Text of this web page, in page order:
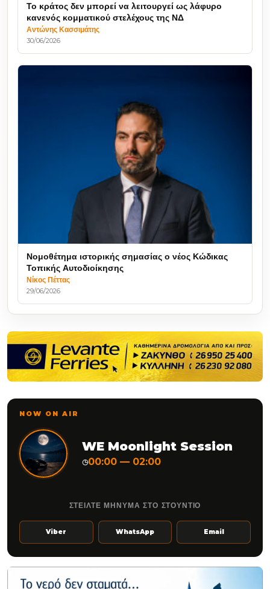
Το κράτος δεν μπορεί να λειτουργεί ως λάφυρο
κανενός κομματικού στελέχους της ΝΔ
Αντώνης Κασσιμάτης
30/06/2026
Νομοθέτημα ιστορικής σημασίας ο νέος Κώδικας
Τοπικής Αυτοδιοίκησης
Νίκος Πέττας
29/06/2026
NOW ON AIR
WE Moonlight Session
◷00:00 — 02:00
ΣΤΕΙΛΤΕ ΜΗΝΥΜΑ ΣΤΟ ΣΤΟΥΝΤΙΟ
Viber WhatsApp Email